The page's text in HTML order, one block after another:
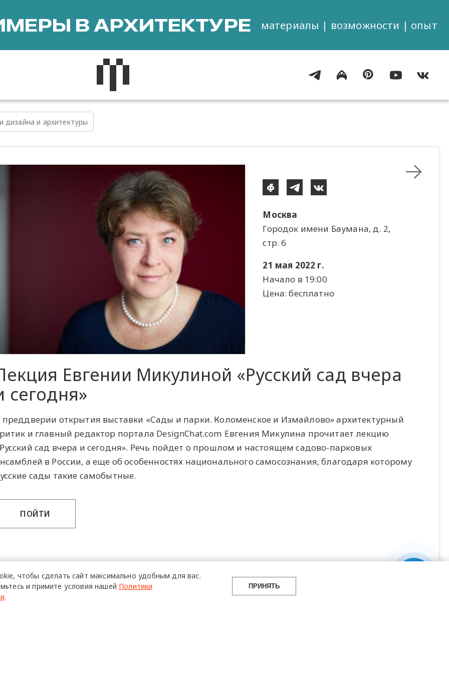
В АРХИТЕКТУРЕ материалы | возможности | опыт
дизайна и архитектуры
Москва
Городок имени Баумана, д. 2,
стр. 6
21 мая 2022 г.
Начало в 19:00
Цена: бесплатно
Евгении Микулиной «Русский сад вчера
сегодня»
преддверии открытия выставки «Сады и парки. Коломенское и Измайлово» архитектурный
и главный редактор портала DesignChat.com Евгения Микулина прочитает лекцию
сад вчера и сегодня». Речь пойдет о прошлом и настоящем садово-парковых
в России, а еще об особенностях национального самосознания, благодаря которому
сады такие самобытные.
ПОЙТИ
чтобы сделать сайт максимально удобным для вас.
и примите условия нашей Политики
.
ПРИНЯТЬ